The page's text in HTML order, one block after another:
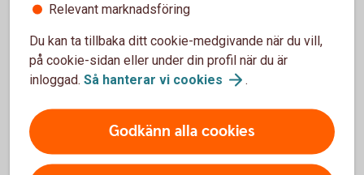
Ingår alla avgifter i kostnaden för en
transaktion?
Kan jag välja att få pushnotis/sms för endast ett
Vad betyder de olika procentsatserna i notisen?
Relevant marknadsföring
Du kan ta tillbaka ditt cookie-medgivande när du vill,
på cookie-sidan eller under din profil när du är
inloggad. Så hanterar vi cookies .
Godkänn alla cookies